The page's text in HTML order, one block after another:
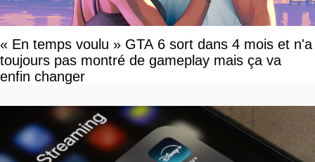
« En temps voulu » GTA 6 sort dans 4 mois et n'a
toujours pas montré de gameplay mais ça va
enfin changer